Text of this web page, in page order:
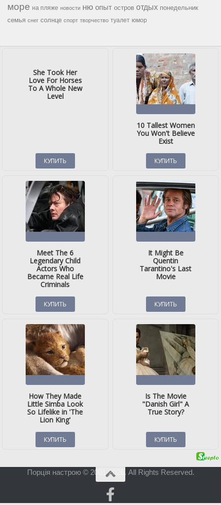
море на пляже новости ню опыт остров отдых понедельник
семья снег солнце спорт творчество туалет юмор
Порція настрою © 2001-2026. All Rights Reserved.